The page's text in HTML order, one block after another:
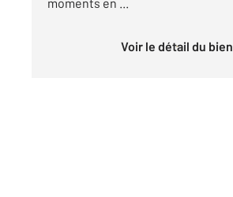
Voir le détail du bien